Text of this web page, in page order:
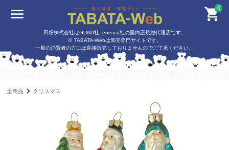
0
田畑株式会社はGUND社, enesco社の国内正規総代理店です。
※ TABATA-Webは卸売専門サイトです。
一般の消費者の方には直接販売しておりませんのでご了承ください。
全商品 クリスマス